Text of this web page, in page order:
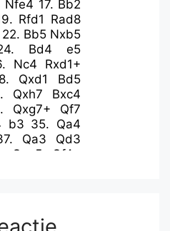
Nfe4 17. Bb2
Rfd1 Rad8
22. Bb5 Nxb5
Bd4
e5
Nc4
Rxd1+
Qxd1
Bd5
Qxh7
Bxc4
Qxg7+
Qf7
b3 35. Qa4
Qa3
Qd3
Qxa5
Qf4+